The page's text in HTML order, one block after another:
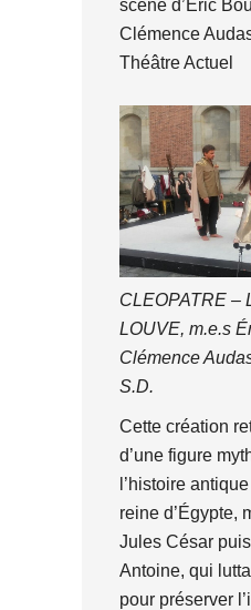
scène d’Éric
Clémence
Théâtre Actuel
CLEOPATRE –
LOUVE, m.e.s
Clémence
S.D.
Cette création
d’une figure
l’histoire
reine d’Égypte,
Jules César
Antoine, qui
pour préserver